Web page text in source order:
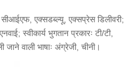
एक्सडब्ल्यू, एक्सप्रेस डिलीवरी;
स्वीकार्य भुगतान प्रकारः टी/टी,
वाली भाषाः अंग्रेजी, चीनी।